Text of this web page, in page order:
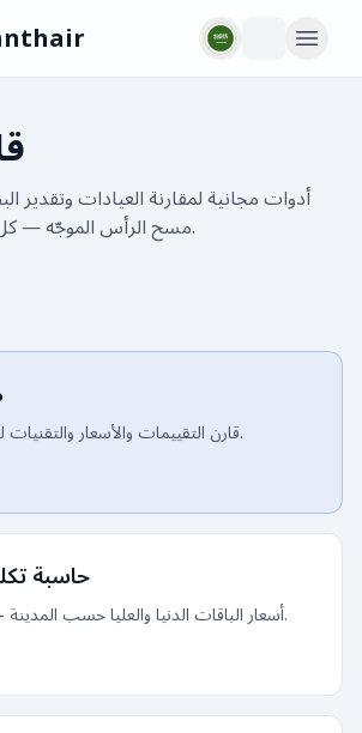
أدوات مجانية لمقارنة العيادات وتقدير
مسح الرأس الموجّه — كل ذلك في مكان واحد.
قارن التقييمات والأسعار والتقنيات لعيادات تركيا والعالم.
حاسبة
أسعار الباقات الدنيا والعليا حسب المدينة — تركيا مقابل بلدك.